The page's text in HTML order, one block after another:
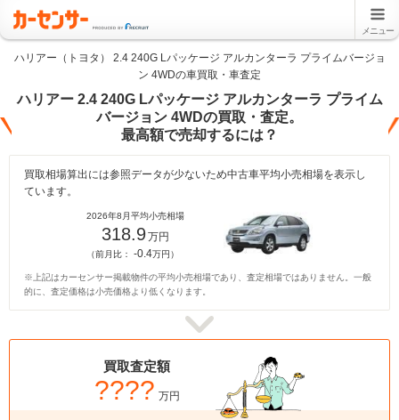
メニュー
ハリアー（トヨタ） 2.4 240G Lパッケージ アルカンターラ プライムバージョ
ン 4WDの車買取・車査定
ハリアー 2.4 240G Lパッケージ アルカンターラ プライム
バージョン 4WDの買取・査定。
最高額で売却するには？
買取相場算出には参照データが少ないため中古車平均小売相場を表示し
ています。
2026年8月平均小売相場
318.9万円
（前月比： -0.4万円）
※上記はカーセンサー掲載物件の平均小売相場であり、査定相場ではありません。一般
的に、査定価格は小売価格より低くなります。
買取査定額
???? 万円